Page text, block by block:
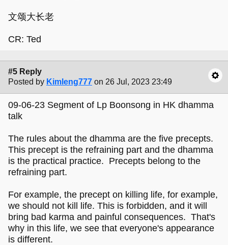
文颂大长老
CR: Ted
#5 Reply
Posted by Kimleng777 on 26 Jul, 2023 23:49
09-06-23 Segment of Lp Boonsong in HK dhamma
talk
The rules about the dhamma are the five precepts.
This precept is the refraining part and the dhamma
is the practical practice. Precepts belong to the
refraining part.
For example, the precept on killing life, for example,
we should not kill life. This is forbidden, and it will
bring bad karma and painful consequences. That's
why in this life, we see that everyone's appearance
is different.